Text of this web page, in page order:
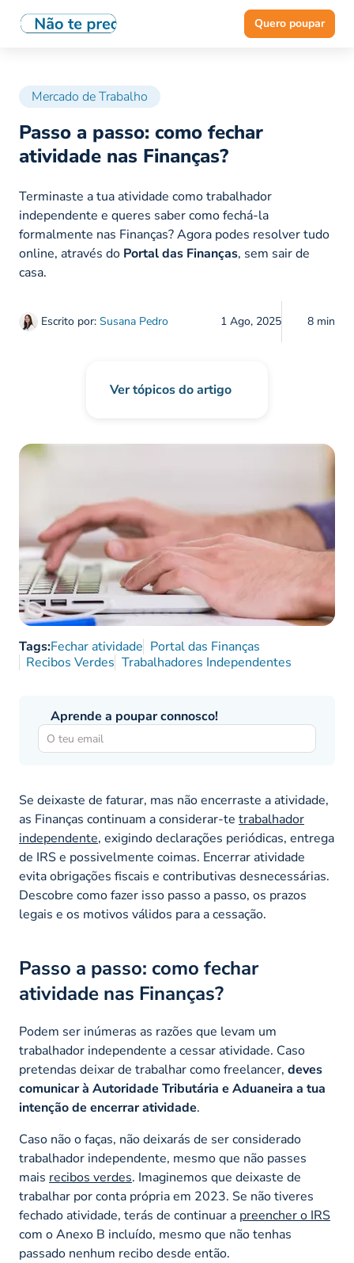
Quero poupar
Mercado de Trabalho
Passo a passo: como fechar
atividade nas Finanças?
Escrito por: Susana Pedro 1 Ago, 2025 8 min
Terminaste a tua atividade como trabalhador
independente e queres saber como fechá-la
formalmente nas Finanças? Agora podes resolver tudo
online, através do Portal das Finanças, sem sair de
casa.
Ver tópicos do artigo
Tags:Fechar atividade Portal das Finanças
Recibos Verdes Trabalhadores Independentes
Aprende a poupar connosco!
Se deixaste de faturar, mas não encerraste a atividade,
as Finanças continuam a considerar-te trabalhador
independente, exigindo declarações periódicas, entrega
de IRS e possivelmente coimas. Encerrar atividade
evita obrigações fiscais e contributivas desnecessárias.
Descobre como fazer isso passo a passo, os prazos
legais e os motivos válidos para a cessação.
Passo a passo: como fechar
atividade nas Finanças?
Podem ser inúmeras as razões que levam um
trabalhador independente a cessar atividade. Caso
pretendas deixar de trabalhar como freelancer, deves
comunicar à Autoridade Tributária e Aduaneira a tua
intenção de encerrar atividade.
Caso não o faças, não deixarás de ser considerado
trabalhador independente, mesmo que não passes
mais recibos verdes. Imaginemos que deixaste de
trabalhar por conta própria em 2023. Se não tiveres
fechado atividade, terás de continuar a preencher o IRS
com o Anexo B incluído, mesmo que não tenhas
passado nenhum recibo desde então.